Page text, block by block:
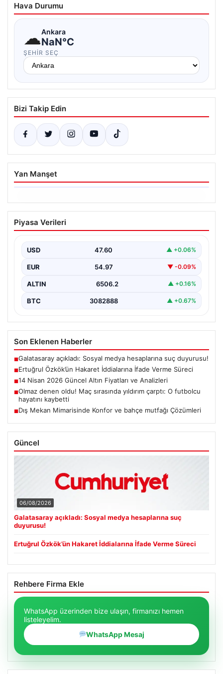
Hava Durumu
☁Ankara
NaN°C
ŞEHIR SEÇ
Bizi Takip Edin
Yan Manşet
Ertuğrul Özkök’ün Hakaret İddialarına
İfade Verme Süreci
Cumhurbaşkanına hakaret iddialarıyla yürütülen
soruşturma kapsamında İstanbul Adalet…
Piyasa Verileri
USD 47.60 ▲ +0.06%
EUR 54.97 ▼ -0.09%
ALTIN 6506.2 ▲ +0.16%
BTC 3082888 ▲ +0.67%
Son Eklenen Haberler
■Galatasaray açıkladı: Sosyal medya hesaplarına suç duyurusu!
■Ertuğrul Özkök’ün Hakaret İddialarına İfade Verme Süreci
■14 Nisan 2026 Güncel Altın Fiyatları ve Analizleri
■Olmaz denen oldu! Maç sırasında yıldırım çarptı: O futbolcu
hayatını kaybetti
■Dış Mekan Mimarisinde Konfor ve bahçe mutfağı Çözümleri
Güncel
06/08/2026
Galatasaray açıkladı: Sosyal medya hesaplarına suç
duyurusu!
Ertuğrul Özkök’ün Hakaret İddialarına İfade Verme Süreci
Rehbere Firma Ekle
WhatsApp üzerinden bize ulaşın, firmanızı hemen
listeleyelim.
WhatsApp Mesaj